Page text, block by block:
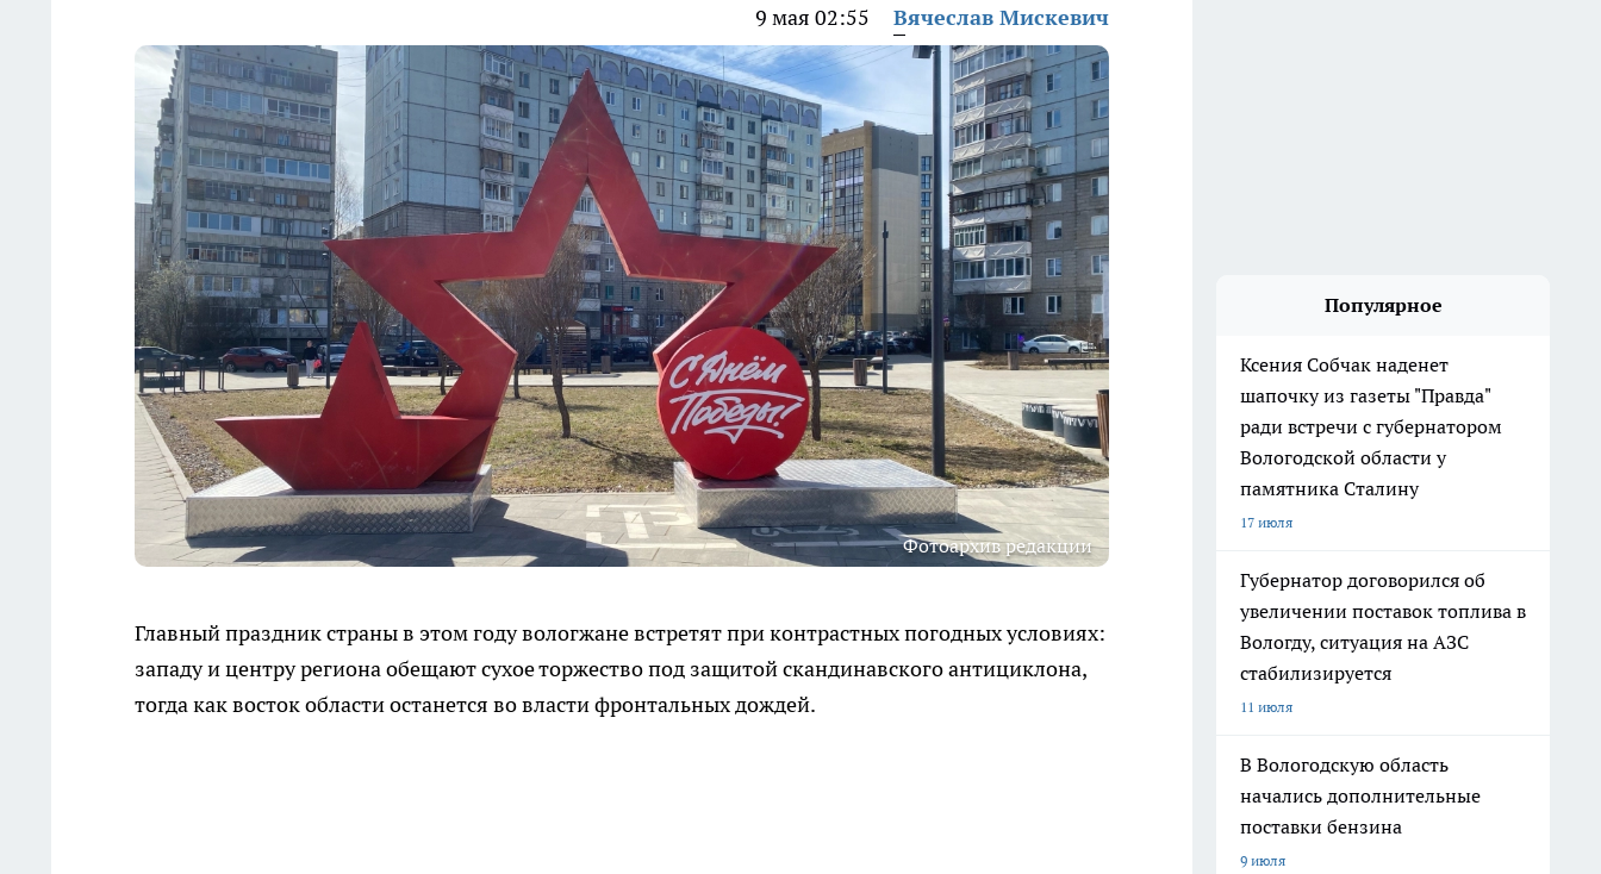
9 мая 02:55 Вячеслав Мискевич
Фотоархив редакции
Главный праздник страны в этом году вологжане встретят при контрастных погодных условиях:
западу и центру региона обещают сухое торжество под защитой скандинавского антициклона,
тогда как восток области останется во власти фронтальных дождей.
Популярное
Ксения Собчак наденет
шапочку из газеты "Правда"
ради встречи с губернатором
Вологодской области у
памятника Сталину
17 июля
Губернатор договорился об
увеличении поставок топлива в
Вологду, ситуация на АЗС
стабилизируется
11 июля
В Вологодскую область
начались дополнительные
поставки бензина
9 июля